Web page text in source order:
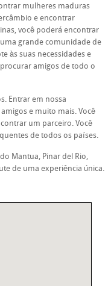
mulheres maduras
e encontrar
você poderá encontrar
grande comunidade de
às suas necessidades e
amigos de todo o
Entrar em nossa
e muito mais. Você
um parceiro. Você
de todos os países.
Mantua, Pinar del Rio,
de uma experiência única.